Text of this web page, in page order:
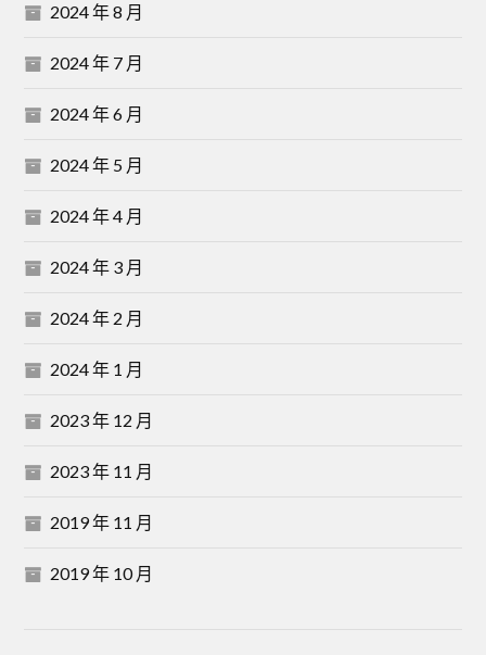
2024 年 8 月
2024 年 7 月
2024 年 6 月
2024 年 5 月
2024 年 4 月
2024 年 3 月
2024 年 2 月
2024 年 1 月
2023 年 12 月
2023 年 11 月
2019 年 11 月
2019 年 10 月